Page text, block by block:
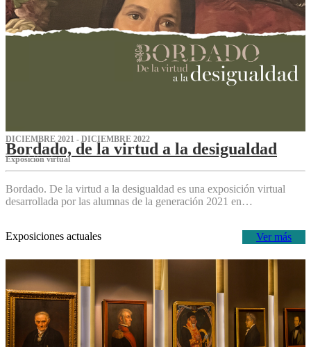
DICIEMBRE 2021 - DICIEMBRE 2022
Bordado, de la virtud a la desigualdad
Exposición virtual‌
Bordado. De la virtud a la desigualdad es una exposición virtual
desarrollada por las alumnas de la generación 2021 en…
Ver más
Exposiciones actuales